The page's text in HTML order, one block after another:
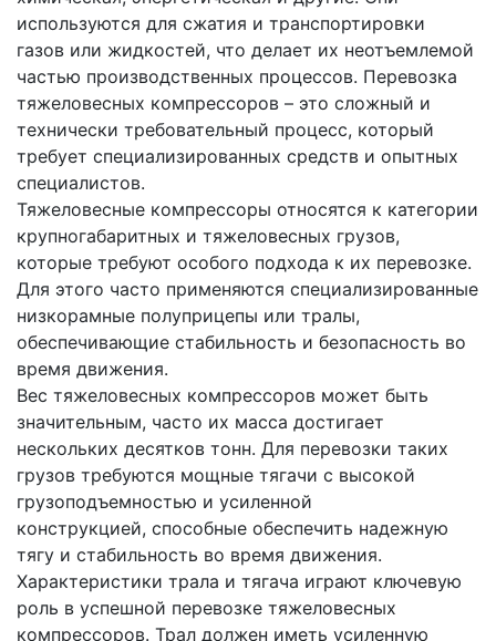
используются для сжатия и транспортировки
газов или жидкостей, что делает их неотъемлемой
частью производственных процессов. Перевозка
тяжеловесных компрессоров – это сложный и
технически требовательный процесс, который
требует специализированных средств и опытных
специалистов.
Тяжеловесные компрессоры относятся к категории
крупногабаритных и тяжеловесных грузов,
которые требуют особого подхода к их перевозке.
Для этого часто применяются специализированные
низкорамные полуприцепы или тралы,
обеспечивающие стабильность и безопасность во
время движения.
Вес тяжеловесных компрессоров может быть
значительным, часто их масса достигает
нескольких десятков тонн. Для перевозки таких
грузов требуются мощные тягачи с высокой
грузоподъемностью и усиленной
конструкцией, способные обеспечить надежную
тягу и стабильность во время движения.
Характеристики трала и тягача играют ключевую
роль в успешной перевозке тяжеловесных
компрессоров. Трал должен иметь усиленную